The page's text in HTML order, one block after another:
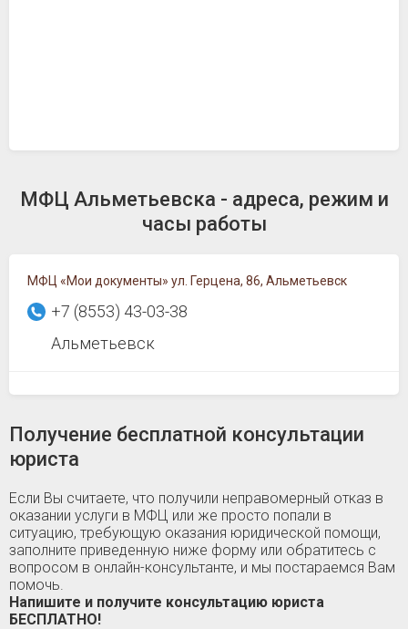
МФЦ Альметьевска - адреса, режим и
часы работы
МФЦ «Мои документы» ул. Герцена, 86, Альметьевск
+7 (8553) 43-03-38
Альметьевск
Получение бесплатной консультации
юриста
Если Вы считаете, что получили неправомерный отказ в
оказании услуги в МФЦ или же просто попали в
ситуацию, требующую оказания юридической помощи,
заполните приведенную ниже форму или обратитесь с
вопросом в онлайн-консультанте, и мы постараемся Вам
помочь.
Напишите и получите консультацию юриста
БЕСПЛАТНО!